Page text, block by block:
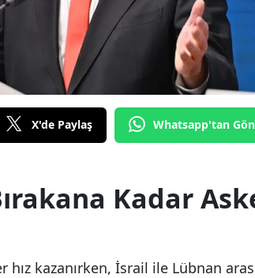
X'de Paylaş Whatsapp'tan
Kadar
kazanırken, İsrail ile Lübnan